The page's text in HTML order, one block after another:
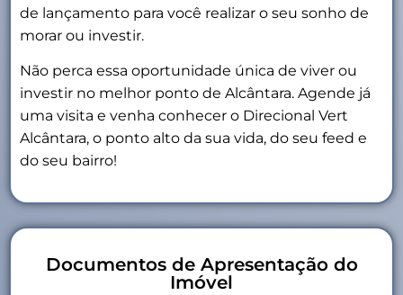
de lançamento para você realizar o seu sonho de
morar ou investir.
Não perca essa oportunidade única de viver ou
investir no melhor ponto de Alcântara. Agende já
uma visita e venha conhecer o Direcional Vert
Alcântara, o ponto alto da sua vida, do seu feed e
do seu bairro!
Documentos de Apresentação do
Imóvel